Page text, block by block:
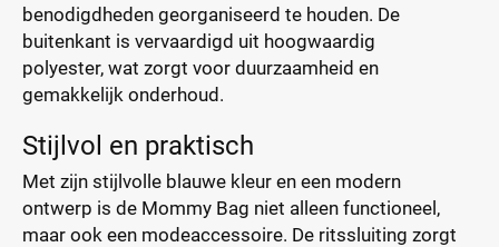
benodigdheden georganiseerd te houden. De
buitenkant is vervaardigd uit hoogwaardig
polyester, wat zorgt voor duurzaamheid en
gemakkelijk onderhoud.
Stijlvol en praktisch
Met zijn stijlvolle blauwe kleur en een modern
ontwerp is de Mommy Bag niet alleen functioneel,
maar ook een modeaccessoire. De ritssluiting zorgt